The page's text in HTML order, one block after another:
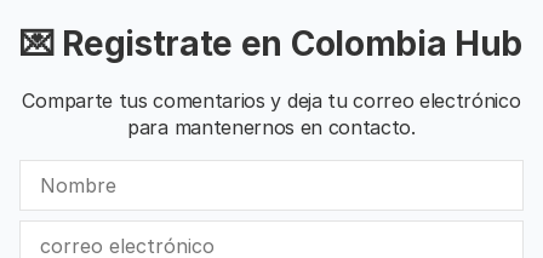
💌 Registrate en Colombia Hub
Comparte tus comentarios y deja tu correo electrónico
para mantenernos en contacto.